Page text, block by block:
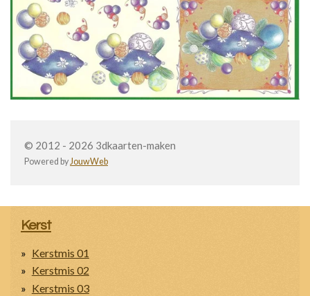
© 2012 - 2026 3dkaarten-maken
Powered by JouwWeb
Kerst
Kerstmis 01
Kerstmis 02
Kerstmis 03